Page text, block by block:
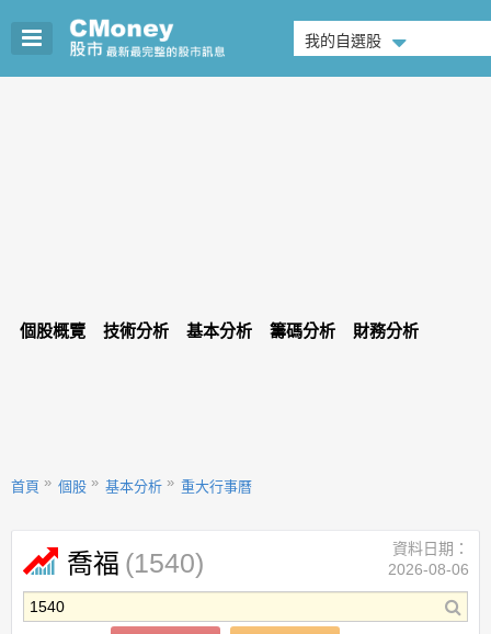
我的自選股
個股概覽 技術分析 基本分析 籌碼分析 財務分析
首頁 個股 基本分析 重大行事曆
喬福 (1540)
資料日期：
2026-08-06